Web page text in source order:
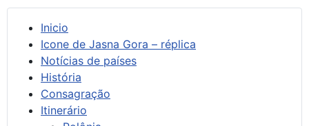
Inicio
Icone de Jasna Gora – réplica
Notícias de países
História
Consagração
Itinerário